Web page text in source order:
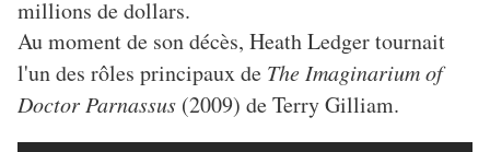
millions de dollars.
Au moment de son décès, Heath Ledger tournait
l'un des rôles principaux de The Imaginarium of
Doctor Parnassus (2009) de Terry Gilliam.